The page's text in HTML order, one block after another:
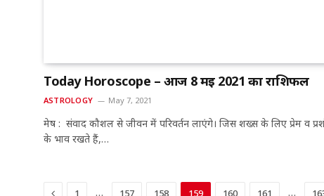
Today Horoscope – आज 8 मई 2021 का राशिफल
ASTROLOGY May 7, 2021
मेष : संवाद कौशल से जीवन में परिवर्तन लाएंगे। जिस शख्स के लिए प्रेम व
के भाव रखते हैं,…
Previous … …